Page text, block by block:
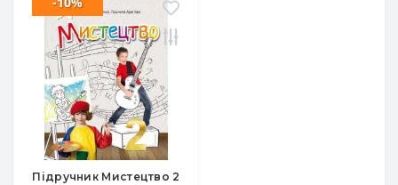
Підручник Мистецтво 2